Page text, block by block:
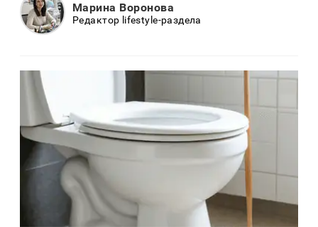
Марина Воронова
Редактор lifestyle-раздела